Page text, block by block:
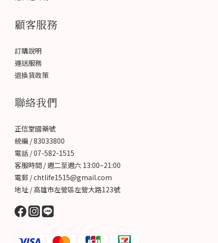
顧客服務
訂購說明
運送服務
退換貨政策
聯絡我們
正信堂國藥號
統編 / 83033800
電話 / 07-582-1515
客服時間 / 週二至週六 13:00~21:00
電郵 / chtlife1515@gmail.com
地址 / 高雄市左營區左營大路123號